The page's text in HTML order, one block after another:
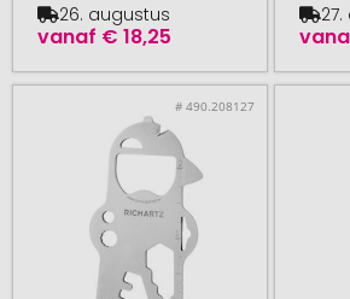
vanaf € 18,25
26. augustus
# 490.208127